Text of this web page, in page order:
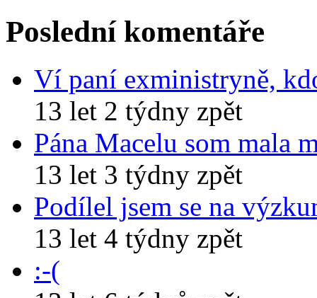
Poslední komentáře
Ví paní exministryně,
13 let 2 týdny zpět
Pána Macelu som mala
13 let 3 týdny zpět
Podílel jsem se na
13 let 4 týdny zpět
:-(